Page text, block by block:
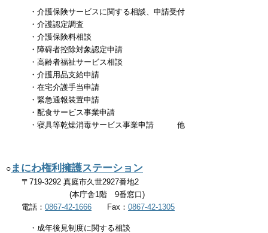
・介護保険サービスに関する相談、申請受付
・介護認定調査
・介護保険料相談
・障碍者控除対象認定申請
・高齢者福祉サービス相談
・介護用品支給申請
・在宅介護手当申請
・緊急通報装置申請
・配食サービス事業申請
・寝具等乾燥消毒サービス事業申請 他
​○まにわ権利擁護ステーション
〒719-3292 真庭市久世2927番地2
(本庁舎1階 9番窓口)
電話： 0867-42-1666 Fax： 0867-42-1305
・成年後見制度に関する相談